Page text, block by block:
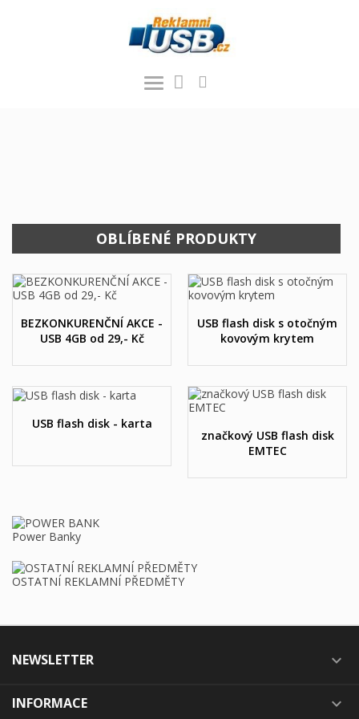
OBLÍBENÉ PRODUKTY
BEZKONKURENČNÍ AKCE -
USB 4GB od 29,- Kč
USB flash disk s otočným
kovovým krytem
USB flash disk - karta
značkový USB flash disk
EMTEC
Power Banky
OSTATNÍ REKLAMNÍ PŘEDMĚTY
NEWSLETTER 
INFORMACE 